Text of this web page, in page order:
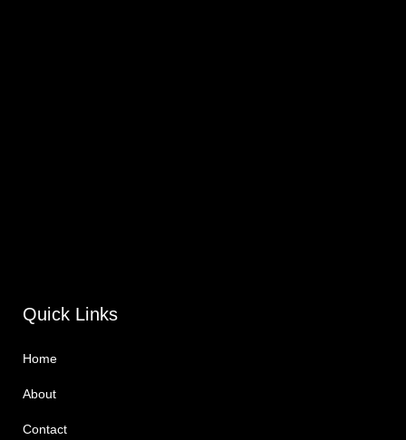
Quick Links
Home
About
Contact